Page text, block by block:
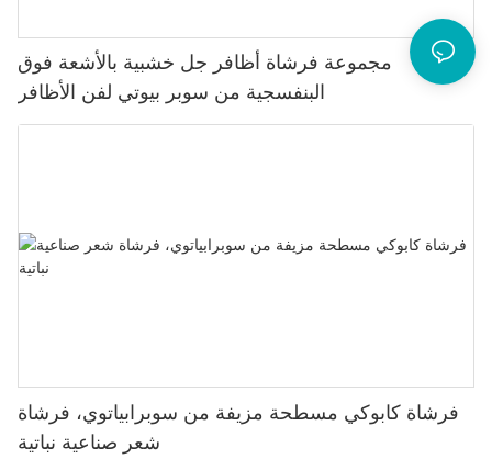
مجموعة فرشاة أظافر جل خشبية بالأشعة فوق
البنفسجية من سوبر بيوتي لفن الأظافر
فرشاة كابوكي مسطحة مزيفة من سوبرابياتوي، فرشاة
شعر صناعية نباتية